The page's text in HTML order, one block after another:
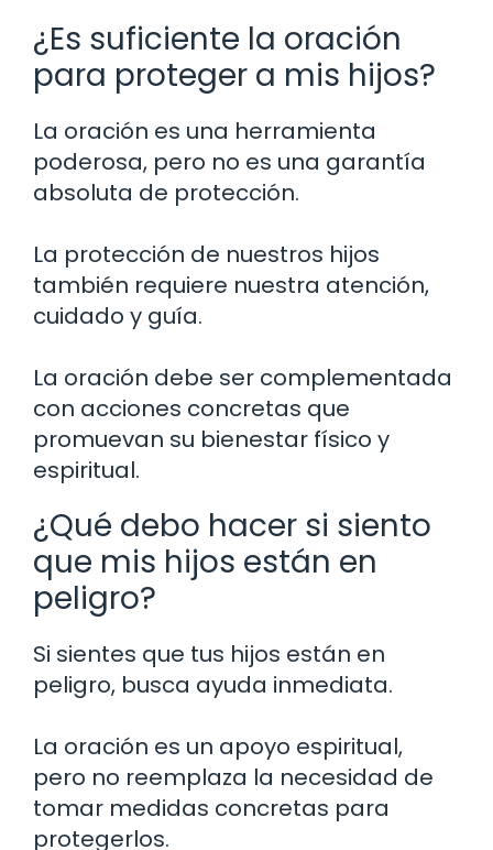
¿Es suficiente la oración
para proteger a mis hijos?
La oración es una herramienta
poderosa, pero no es una garantía
absoluta de protección.
La protección de nuestros hijos
también requiere nuestra atención,
cuidado y guía.
La oración debe ser complementada
con acciones concretas que
promuevan su bienestar físico y
espiritual.
¿Qué debo hacer si siento
que mis hijos están en
peligro?
Si sientes que tus hijos están en
peligro, busca ayuda inmediata.
La oración es un apoyo espiritual,
pero no reemplaza la necesidad de
tomar medidas concretas para
protegerlos.